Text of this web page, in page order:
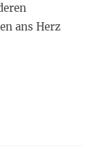
ans Herz